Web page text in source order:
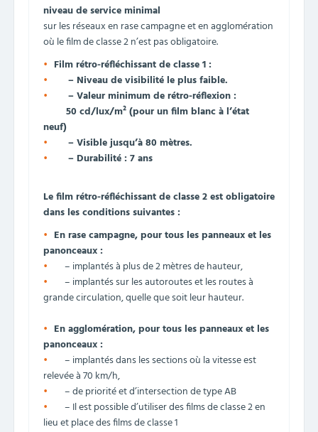
niveau de service minimal
sur les réseaux en rase campagne et en agglomération
où le film de classe 2 n’est pas obligatoire.
Film rétro-réfléchissant de classe 1 :
– Niveau de visibilité le plus faible.
– Valeur minimum de rétro-réflexion :
50 cd/lux/m² (pour un film blanc à l’état
neuf)
– Visible jusqu’à 80 mètres.
– Durabilité : 7 ans
Le film rétro-réfléchissant de classe 2 est obligatoire
dans les conditions suivantes :
En rase campagne,pour tous les panneaux et les
panonceaux :
– implantés à plus de 2 mètres de hauteur,
– implantés sur les autoroutes et les routes à
grande circulation, quelle que soit leur hauteur.
En agglomération,pour tous les panneaux et les
panonceaux :
– implantés dans les sections où la vitesse est
relevée à 70 km/h,
– de priorité et d’intersection de type AB
– Il est possible d’utiliser des films de classe 2 en
lieu et place des films de classe 1